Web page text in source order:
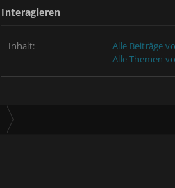
Interagieren
Inhalt:
Alle Beiträge
Alle Themen